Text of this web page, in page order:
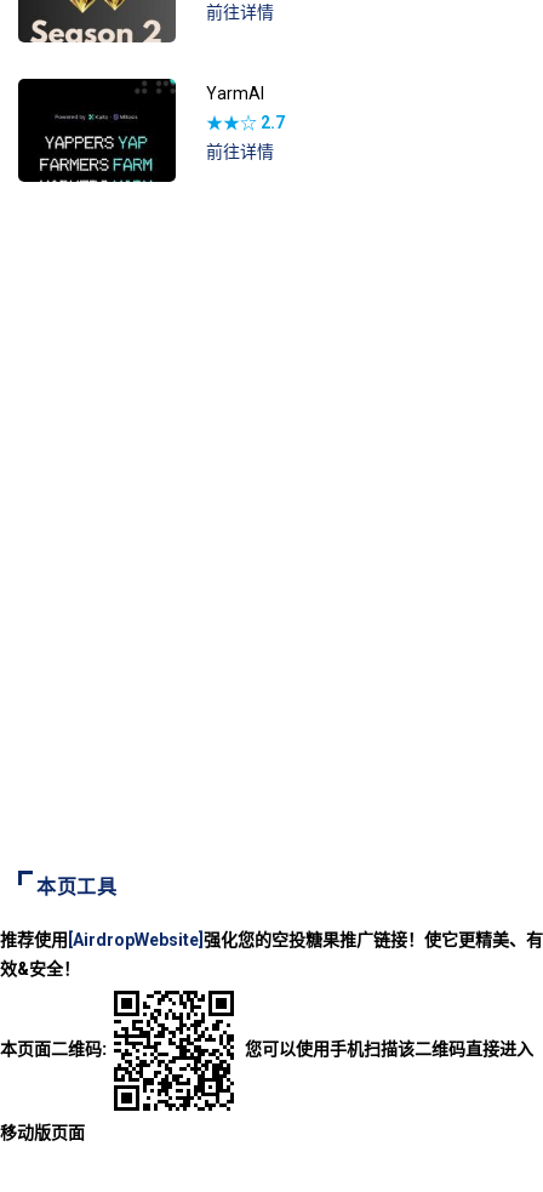
前往详情
YarmAI
★★☆ 2.7
前往详情
本页工具
推荐使用 [AirdropWebsite] 强化您的空投糖果推广链接！使它更精美、有
效&安全！
本页面二维码: 您可以使用手机扫描该二维码直接进入
移动版页面